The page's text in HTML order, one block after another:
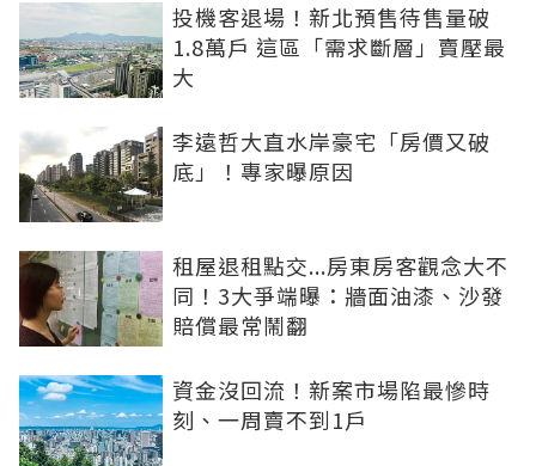
投機客退場！新北預售待售量破
1.8萬戶 這區「需求斷層」賣壓最
大
李遠哲大直水岸豪宅「房價又破
底」！專家曝原因
租屋退租點交...房東房客觀念大不
同！3大爭端曝：牆面油漆、沙發
賠償最常鬧翻
資金沒回流！新案市場陷最慘時
刻、一周賣不到1戶